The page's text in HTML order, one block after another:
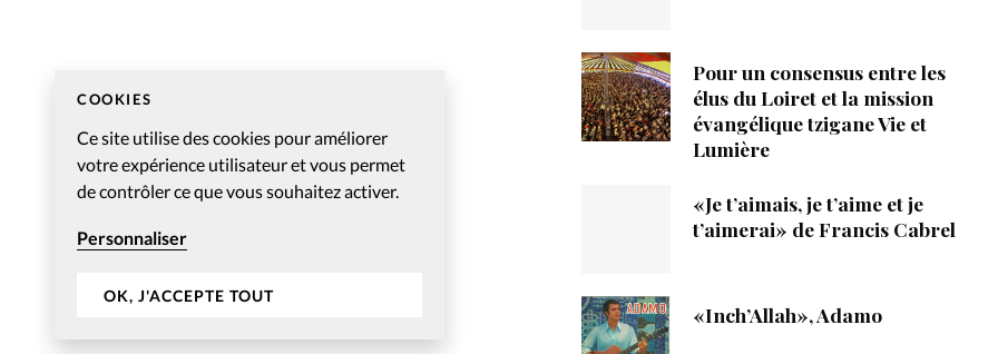
COOKIES
Ce site utilise des cookies pour améliorer
votre expérience utilisateur et vous permet
de contrôler ce que vous souhaitez activer.
Personnaliser
OK, J'ACCEPTE TOUT
Pour un consensus entre les
élus du Loiret et la mission
évangélique tzigane Vie et
Lumière
«Je t’aimais, je t’aime et je
t’aimerai» de Francis Cabrel
«Inch’Allah», Adamo